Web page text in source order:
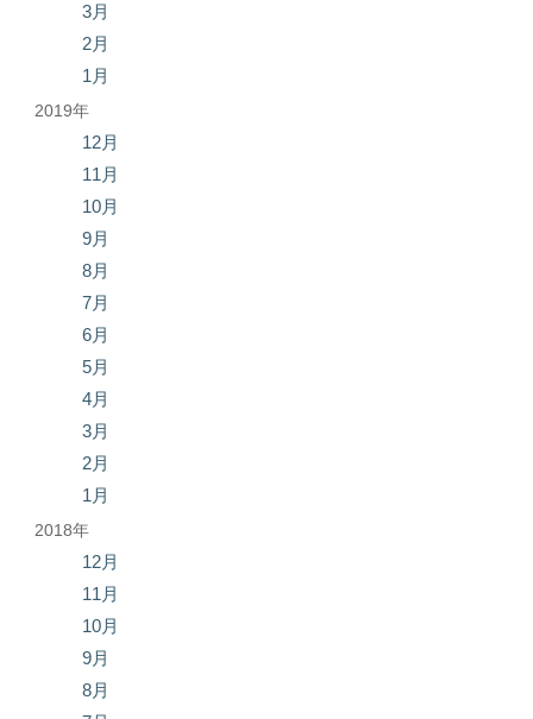
3月
2月
1月
2019年
12月
11月
10月
9月
8月
7月
6月
5月
4月
3月
2月
1月
2018年
12月
11月
10月
9月
8月